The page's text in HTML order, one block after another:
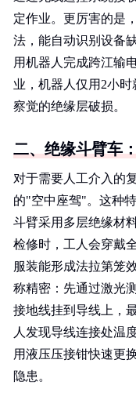
定作业。更厉害的是
法，能自动识别设备
用机器人完成跨江输
业，机器人仅用2小
察觉的绝缘层破损。
二、绝缘斗臂车
对于需要人工介入的
的"空中座驾"。这种
斗臂采用多层绝缘材
检修时，工人会穿戴
服装能形成法拉第笼
称精密：先通过激光
接地线挂到导线上，
人发现导线连接处温
用液压压接钳快速更
隐患。